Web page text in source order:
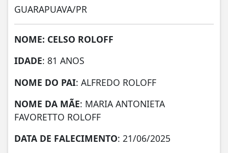
GUARAPUAVA/PR
NOME: CELSO ROLOFF
IDADE: 81 ANOS
NOME DO PAI: ALFREDO ROLOFF
NOME DA MÃE: MARIA ANTONIETA
FAVORETTO ROLOFF
DATA DE FALECIMENTO: 21/06/2025